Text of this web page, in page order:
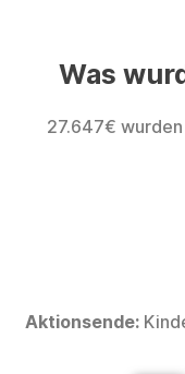
Was
27.647€
Aktionsende: